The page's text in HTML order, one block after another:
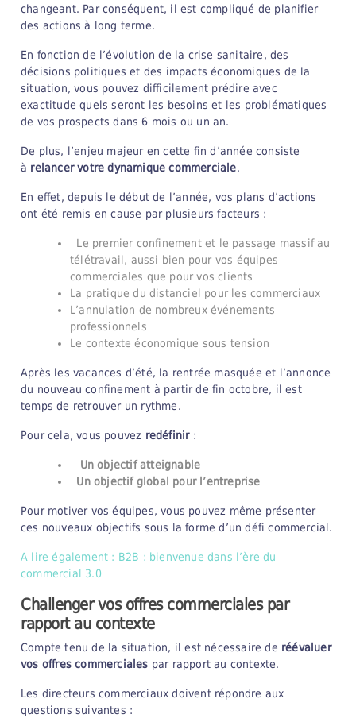
changeant. Par conséquent, il est compliqué de planifier
des actions à long terme.
En fonction de l’évolution de la crise sanitaire, des
décisions politiques et des impacts économiques de la
situation, vous pouvez difficilement prédire avec
exactitude quels seront les besoins et les problématiques
de vos prospects dans 6 mois ou un an.
De plus, l’enjeu majeur en cette fin d’année consiste
à relancer votre dynamique commerciale.
En effet, depuis le début de l’année, vos plans d’actions
ont été remis en cause par plusieurs facteurs :
Le premier confinement et le passage massif au
télétravail, aussi bien pour vos équipes
commerciales que pour vos clients
La pratique du distanciel pour les commerciaux
L’annulation de nombreux événements
professionnels
Le contexte économique sous tension
Après les vacances d’été, la rentrée masquée et l’annonce
du nouveau confinement à partir de fin octobre, il est
temps de retrouver un rythme.
Pour cela, vous pouvez redéfinir:
Un objectif atteignable
Un objectif global pour l’entreprise
Pour motiver vos équipes, vous pouvez même présenter
ces nouveaux objectifs sous la forme d’un défi commercial.
A lire également : B2B : bienvenue dans l’ère du
commercial 3.0
Challenger vos offres commerciales par
rapport au contexte
Compte tenu de la situation, il est nécessaire de réévaluer
vos offres commerciales par rapport au contexte.
Les directeurs commerciaux doivent répondre aux
questions suivantes :